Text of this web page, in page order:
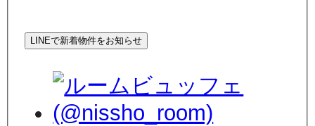
LINEで新着物件をお知らせ